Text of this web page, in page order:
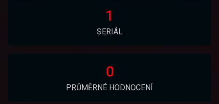
1
SERIÁL
0
PRŮMĚRNÉ HODNOCENÍ